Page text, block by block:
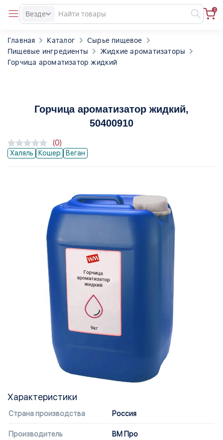
Везде
0
Главная Каталог
Сырье пищевое
Пищевые ингредиенты
Жидкие ароматизаторы
Горчица ароматизатор жидкий
Горчица ароматизатор жидкий,
50400910
Халяль Кошер Веган
(0)
Характеристики
Страна производства Россия
Производитель ВМ Про